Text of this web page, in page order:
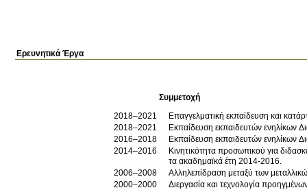
Ερευνητικά Έργα
Συμμετοχή
2018–2021
Επαγγελματική εκπαίδευση και
2018–2021
Εκπαίδευση εκπαιδευτών ενηλίκων
2016–2018
Εκπαίδευση εκπαιδευτών ενηλίκων
2014–2016
Κινητικότητα προσωπικού για
τα ακαδημαϊκά έτη 2014-2016.
2006–2008
Αλληλεπίδραση μεταξύ των
2000–2000
Διεργασία και τεχνολογία